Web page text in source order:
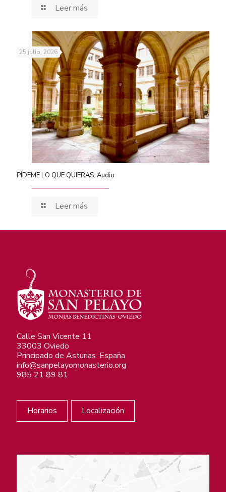
Leer más
25 julio, 2026
PÍDEME LO QUE QUIERAS. Audio
Leer más
Calle San Vicente 11
33003 Oviedo
Principado de Asturias. España
info@sanpelayomonasterio.org
985 21 89 81
Horarios Localización